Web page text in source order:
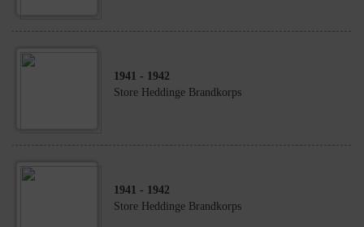
1941 - 1942
Store Heddinge Brandkorps
1941 - 1942
Store Heddinge Brandkorps